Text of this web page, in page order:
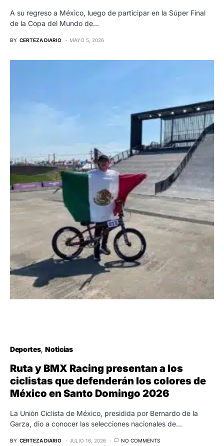
A su regreso a México, luego de participar en la Súper Final
de la Copa del Mundo de…
BY CERTEZA DIARIO MAYO 5, 2026
Deportes Noticias
Ruta y BMX Racing presentan a los
ciclistas que defenderán los colores de
México en Santo Domingo 2026
La Unión Ciclista de México, presidida por Bernardo de la
Garza, dio a conocer las selecciones nacionales de…
BY CERTEZA DIARIO JULIO 16, 2026 NO COMMENTS